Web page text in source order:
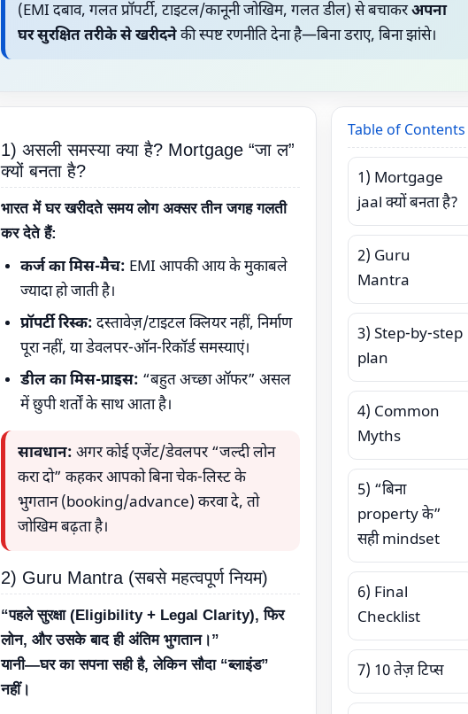
(EMI दबाव, गलत प्रॉपर्टी, टाइटल/कानूनी जोखिम, गलत डील) से बचाकरअपना
घर सुरक्षित तरीके से खरीदनेकी स्पष्ट रणनीति देना है—बिना डराए, बिना झांसे।
1) असली समस्या क्या है? Mortgage “जा ल”
क्यों बनता है?
भारत में घर खरीदते समय लोग अक्सर तीन जगह गलती
कर देते हैं:
कर्ज का मिस-मैच: EMI आपकी आय के मुकाबले
ज्यादा हो जाती है।
प्रॉपर्टी रिस्क: दस्तावेज़/टाइटल क्लियर नहीं, निर्माण
पूरा नहीं, या डेवलपर-ऑन-रिकॉर्ड समस्याएं।
डील का मिस-प्राइस: “बहुत अच्छा ऑफर” असल
में छुपी शर्तों के साथ आता है।
सावधान: अगर कोई एजेंट/डेवलपर “जल्दी लोन
करा दो” कहकर आपको बिना चेक-लिस्ट के
भुगतान (booking/advance) करवा दे, तो
जोखिम बढ़ता है।
2) Guru Mantra (सबसे महत्वपूर्ण नियम)
“पहले सुरक्षा (Eligibility + Legal Clarity), फिर
लोन, और उसके बाद ही अंतिम भुगतान।”
यानी—घर का सपना सही है, लेकिन सौदा “ब्लाइंड”
नहीं।
Table of Contents
1) Mortgage
jaal क्यों बनता है?
2) Guru
Mantra
3) Step-by-step
plan
4) Common
Myths
5) “बिना
property के”
सही mindset
6) Final
Checklist
7) 10 तेज़ टिप्स